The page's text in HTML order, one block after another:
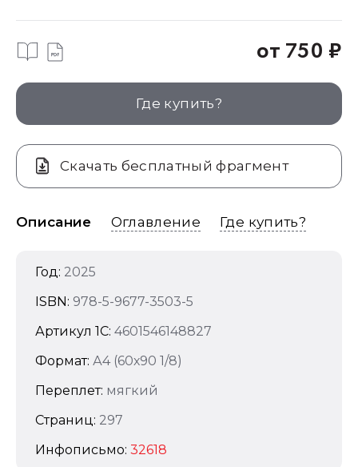
от 750 ₽
Где купить?
Скачать бесплатный фрагмент
Описание Оглавление Где купить?
Год: 2025
ISBN: 978-5-9677-3503-5
Артикул 1C: 4601546148827
Формат: А4 (60х90 1/8)
Переплет: мягкий
Страниц: 297
Инфописьмо: 32618